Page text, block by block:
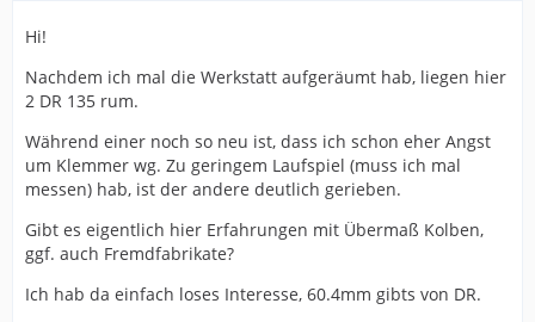
Hi!
Nachdem ich mal die Werkstatt aufgeräumt hab, liegen hier
2 DR 135 rum.
Während einer noch so neu ist, dass ich schon eher Angst
um Klemmer wg. Zu geringem Laufspiel (muss ich mal
messen) hab, ist der andere deutlich gerieben.
Gibt es eigentlich hier Erfahrungen mit Übermaß Kolben,
ggf. auch Fremdfabrikate?
Ich hab da einfach loses Interesse, 60.4mm gibts von DR.